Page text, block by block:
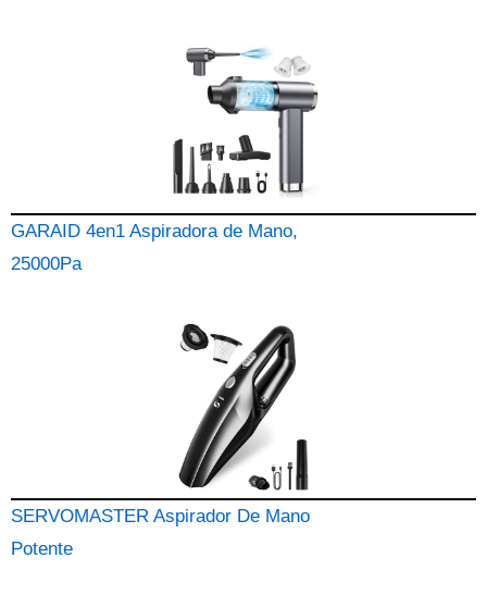
GARAID 4en1 Aspiradora de Mano,
25000Pa
SERVOMASTER Aspirador De Mano
Potente